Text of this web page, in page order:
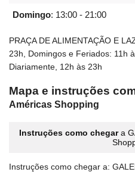
Domingo: 13:00 - 21:00
PRAÇA DE ALIMENTAÇÃO E
23h, Domingos e Feriados: 11h
Diariamente, 12h às 23h
Mapa e instruções
Américas Shopping
Instruções como chegara
Instruções como chegar a: